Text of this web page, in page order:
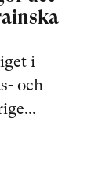
i
och